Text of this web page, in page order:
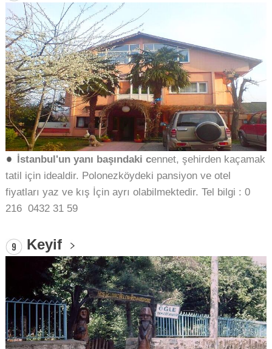
İstanbul'un yanı başındaki cennet, şehirden kaçamak
tatil için idealdir. Polonezköydeki pansiyon ve otel
fiyatları yaz ve kış İçin ayrı olabilmektedir. Tel bilgi : 0
216 0432 31 59
Keyif